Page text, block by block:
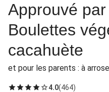
Approuvé
Boulettes
cacahuète
et pour les parents : à
4.0(464)